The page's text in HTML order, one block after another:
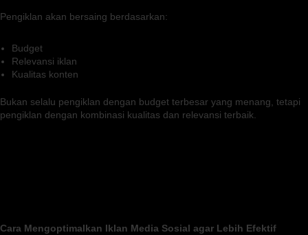
Pengiklan akan bersaing berdasarkan:
Budget
Relevansi iklan
Kualitas konten
Bukan selalu pengiklan dengan budget terbesar yang menang, tetapi
pengiklan dengan kombinasi kualitas dan relevansi terbaik.
Cara Mengoptimalkan Iklan Media Sosial agar Lebih Efektif